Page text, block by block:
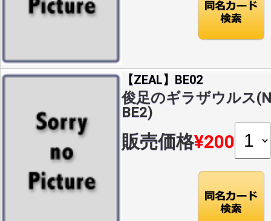
【ZEAL】BE02
俊足のギラザウルス
BE2)
販売価格¥200